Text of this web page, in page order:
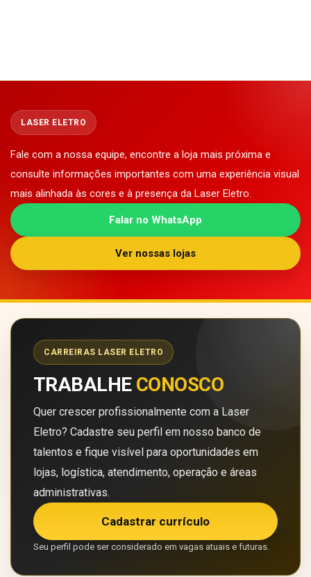
LASER ELETRO
Fale com a nossa equipe, encontre a loja mais próxima e
consulte informações importantes com uma experiência visual
mais alinhada às cores e à presença da Laser Eletro.
Falar no WhatsApp
Ver nossas lojas
CARREIRAS LASER ELETRO
TRABALHE CONOSCO
Quer crescer profissionalmente com a Laser
Eletro? Cadastre seu perfil em nosso banco de
talentos e fique visível para oportunidades em
lojas, logística, atendimento, operação e áreas
administrativas.
Cadastrar currículo
Seu perfil pode ser considerado em vagas atuais e futuras.